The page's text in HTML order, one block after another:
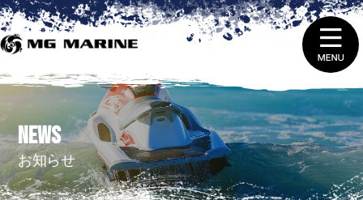
ニュース＆トピックス
2.船舶免許取得 ・ 免許証の更新と失効
3.販売（新艇＆中古艇）
NEWS
お知らせ